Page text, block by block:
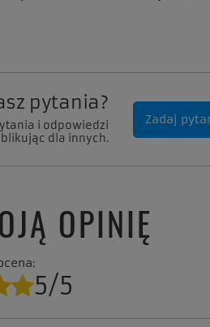
pytania?
i odpowiedzi
dla innych.
Zadaj
OPINIĘ
5/5